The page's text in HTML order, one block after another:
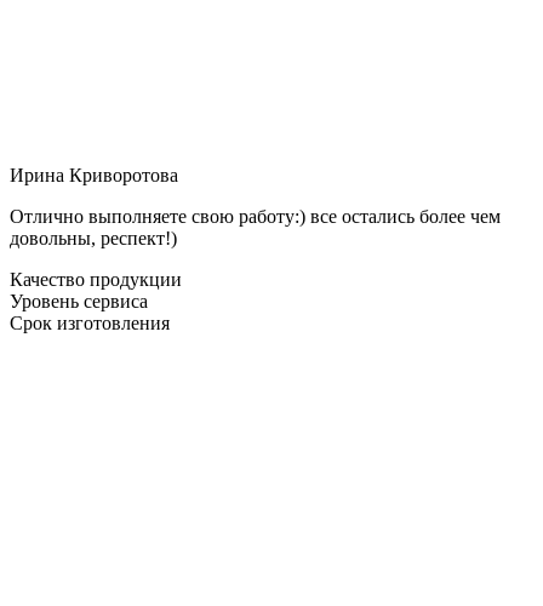
Ирина Криворотова
Отлично выполняете свою работу:) все остались более чем
довольны, респект!)
Качество продукции
Уровень сервиса
Срок изготовления